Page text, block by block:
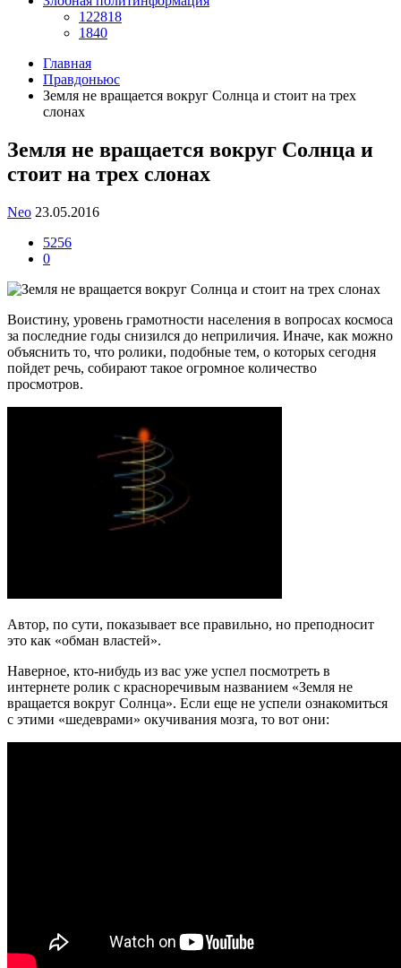
122818
1840
Главная
Правдоньюс
Земля не вращается вокруг Солнца и стоит на трех
слонах
Земля не вращается вокруг Солнца и
стоит на трех слонах
Neo 23.05.2016
5256
0
Воистину, уровень грамотности населения в вопросах космоса
за последние годы снизился до неприличия. Иначе, как можно
объяснить то, что ролики, подобные тем, о которых сегодня
пойдет речь, собирают такое огромное количество
просмотров.
Автор, по сути, показывает все правильно, но преподносит
это как «обман властей».
Наверное, кто-нибудь из вас уже успел посмотреть в
интернете ролик с красноречивым названием «Земля не
вращается вокруг Солнца». Если еще не успели ознакомиться
с этими «шедеврами» окучивания мозга, то вот они: